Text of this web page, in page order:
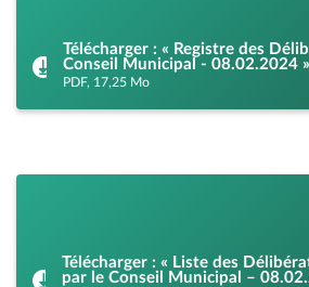
Télécharger : « Registre des
Conseil Municipal - 08.02.2024 »
PDF, 17,25 Mo
Télécharger : « Liste des
par le Conseil Municipal –